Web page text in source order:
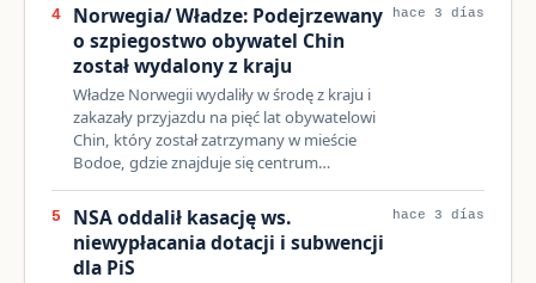
4
Norwegia/ Władze: Podejrzewany
o szpiegostwo obywatel Chin
został wydalony z kraju
Władze Norwegii wydaliły w środę z kraju i
zakazały przyjazdu na pięć lat obywatelowi
Chin, który został zatrzymany w mieście
Bodoe, gdzie znajduje się centrum…
hace 3 días
5
NSA oddalił kasację ws.
niewypłacania dotacji i subwencji
dla PiS
hace 3 días